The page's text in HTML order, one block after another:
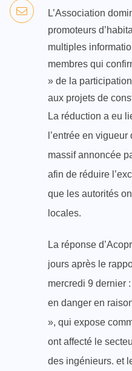
L’Association
promoteurs
multiples
membres qui
» de la
aux projets de
La réduction a eu
l’entrée en
massif annoncée
afin de réduire
que les autorités
locales.
La réponse
jours après le
mercredi 9 dernier
en danger en
», qui expose
ont affecté le
des ingénieurs. et